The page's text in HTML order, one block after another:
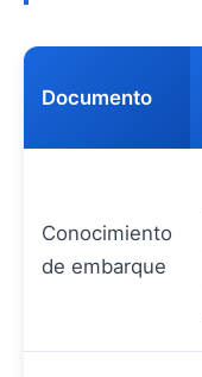
Documento
Conocimiento
de embarque